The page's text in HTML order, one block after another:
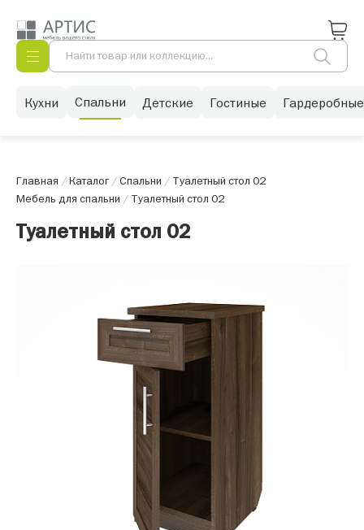
Кухни Спальни Детские Гостиные Гардеробные
Главная /Каталог/Спальни / Туалетный стол 02
Мебель для спальни / Туалетный стол 02
Туалетный стол 02